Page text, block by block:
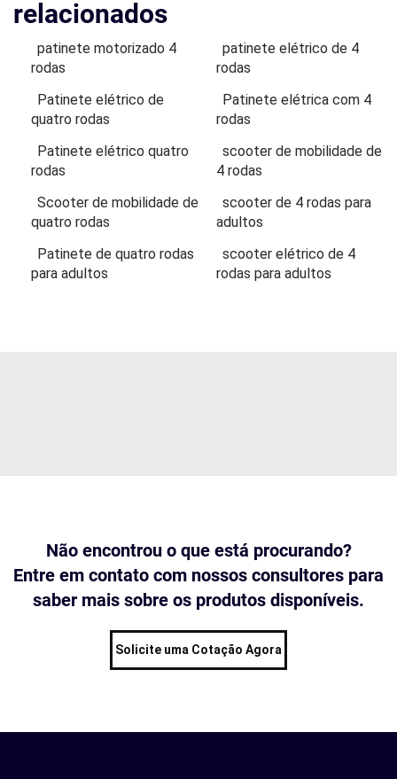
relacionados
patinete motorizado 4
rodas
patinete elétrico de 4
rodas
Patinete elétrico de
quatro rodas
Patinete elétrica com 4
rodas
Patinete elétrico quatro
rodas
scooter de mobilidade de
4 rodas
Scooter de mobilidade de
quatro rodas
scooter de 4 rodas para
adultos
Patinete de quatro rodas
para adultos
scooter elétrico de 4
rodas para adultos
Não encontrou o que está procurando?
Entre em contato com nossos consultores para
saber mais sobre os produtos disponíveis.
Solicite uma Cotação Agora